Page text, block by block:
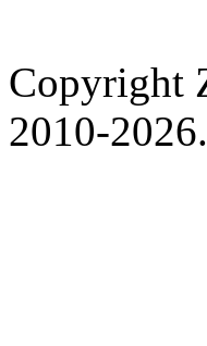
Copyright
2010-